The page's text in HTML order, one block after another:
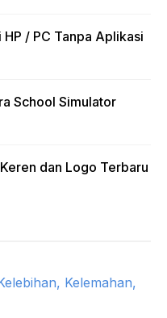
/ PC Tanpa Aplikasi
School Simulator
dan Logo Terbaru
Kelemahan,